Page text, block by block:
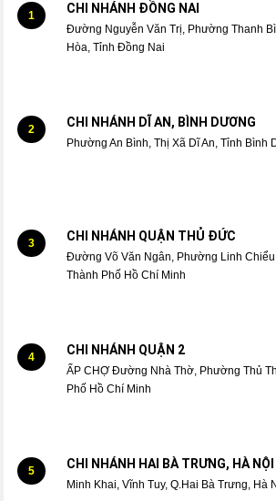
1 CHI NHÁNH ĐỒNG NAI
Đường Nguyễn Văn Trị, Phường Thanh
Hòa, Tỉnh Đồng Nai
2 CHI NHÁNH DĨ AN, BÌNH DƯƠNG
Phường An Bình, Thị Xã Dĩ An, Tỉnh Bình
3 CHI NHÁNH QUẬN THỦ ĐỨC
Đường Võ Văn Ngân, Phường Linh
Thành Phố Hồ Chí Minh
4 CHI NHÁNH QUẬN 2
ẤP CHỢ Đường Nhà Thờ, Phường Thủ
Phố Hồ Chí Minh
5 CHI NHÁNH HAI BÀ TRƯNG, HÀ NỘI
Minh Khai, Vĩnh Tuy, Q.Hai Bà Trưng, Hà